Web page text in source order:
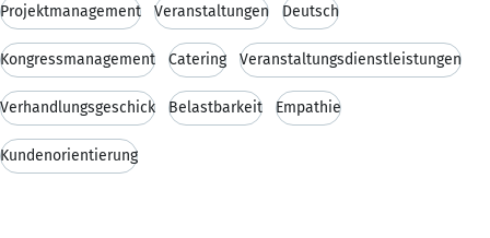
Projektmanagement Veranstaltungen Deutsch
Kongressmanagement Catering Veranstaltungsdienstleistungen
Verhandlungsgeschick Belastbarkeit Empathie
Kundenorientierung